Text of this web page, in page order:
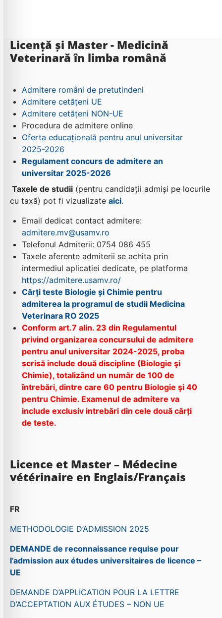
Licență și Master - Medicină
Veterinară în limba română
Admitere români de pretutindeni
Admitere cetățeni UE
Admitere cetățeni NON-UE
Procedura de admitere online
Oferta educațională pentru anul universitar
2025-2026
Regulament concurs de admitere an
universitar 2025-2026
Taxele de studii (pentru candidații admiși pe locurile
cu taxă) pot fi vizualizate aici.
Email dedicat contact admitere:
admitere.mv@usamv.ro
Telefonul Admiterii: 0754 086 455
Taxele aferente admiterii se achita prin
intermediul aplicatiei dedicate, pe platforma
https://admitere.usamv.ro/
Cărți teste Biologie și Chimie pentru
admiterea la programul de studii Medicina
Veterinara RO 2025
Conform art.7 alin. 23 din Regulamentul
privind organizarea concursului de admitere
pentru anul universitar 2024-2025, proba
scrisă include două discipline (Biologie şi
Chimie), totalizând un număr de 100 de
întrebări, dintre care 60 pentru Biologie şi 40
pentru Chimie. Examenul de admitere va
include exclusiv intrebări din cele două cărți
de teste.
Licence et Master – Médecine
vétérinaire en Englais/Français
FR
METHODOLOGIE D’ADMISSION 2025
DEMANDE de reconnaissance requise pour
l’admission aux études universitaires de licence –
UE
DEMANDE D’APPLICATION POUR LA LETTRE
D’ACCEPTATION AUX ÉTUDES – NON UE